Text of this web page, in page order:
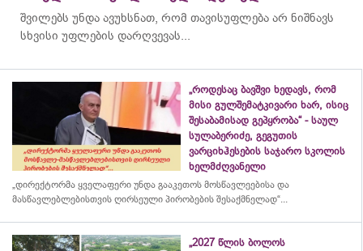
შვილებს უნდა ავუხსნათ, რომ თავისუფლება არ ნიშნავს
სხვისი უფლების დარღვევას...
„როდესაც ბავშვი ხედავს, რომ
მისი გულშემატკივარი ხარ, ისიც
შესაბამისად გეპყრობა“ - საულ
სულაბერიძე, გეგუთის
ვარციხჰესების საჯარო სკოლის
ხელმძღვანელი
„დირექტორმა ყველაფერი უნდა გააკეთოს მოსწავლეებისა და
მასწავლებლებისთვის ღირსეული პირობების შესაქმნელად“...
„2027 წლის ბოლოს